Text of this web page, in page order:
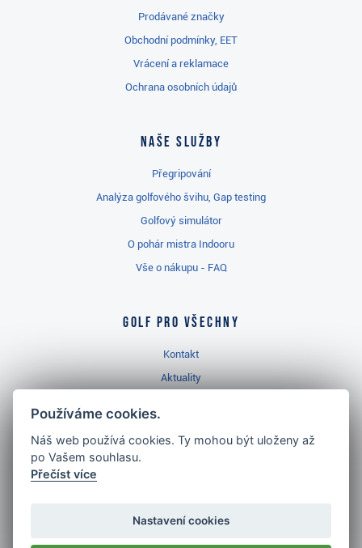
Prodávané značky
Obchodní podmínky, EET
Vrácení a reklamace
Ochrana osobních údajů
Naše služby
Přegripování
Analýza golfového švihu, Gap testing
Golfový simulátor
O pohár mistra Indooru
Vše o nákupu - FAQ
Golf pro všechny
Kontakt
Aktuality
Golfový slovník
Používáme cookies.
Náš web používá cookies. Ty mohou být uloženy až
po Vašem souhlasu.
Přečíst více
Nastavení cookies